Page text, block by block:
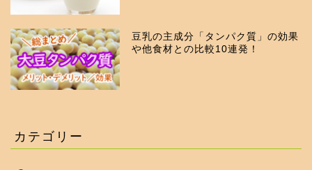
豆乳の主成分「タンパク質」の効果
や他食材との比較10連発！
カテゴリー